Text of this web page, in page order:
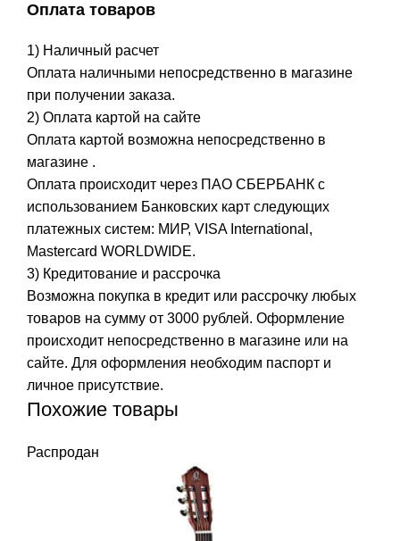
Оплата товаров
1) Наличный расчет
Оплата наличными непосредственно в магазине
при получении заказа.
2) Оплата картой на сайте
Оплата картой возможна непосредственно в
магазине .
Оплата происходит через ПАО СБЕРБАНК с
использованием Банковских карт следующих
платежных систем: МИР, VISA International,
Mastercard WORLDWIDE.
3) Кредитование и рассрочка
Возможна покупка в кредит или рассрочку любых
товаров на сумму от 3000 рублей. Оформление
происходит непосредственно в магазине или на
сайте. Для оформления необходим паспорт и
личное присутствие.
Похожие товары
Распродан